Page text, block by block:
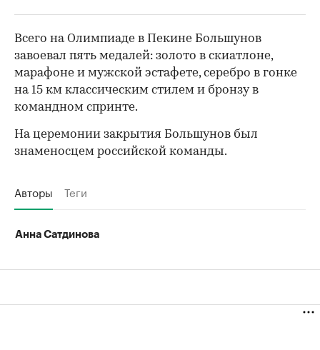
Всего на Олимпиаде в Пекине Большунов
завоевал пять медалей: золото в скиатлоне,
марафоне и мужской эстафете, серебро в гонке
на 15 км классическим стилем и бронзу в
командном спринте.
На церемонии закрытия Большунов был
знаменосцем российской команды.
Авторы Теги
Анна Сатдинова